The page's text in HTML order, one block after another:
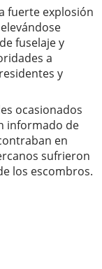
fuerte explosión
fuselaje y
a
y
ocasionados
informado de
en
sufrieron
los escombros.